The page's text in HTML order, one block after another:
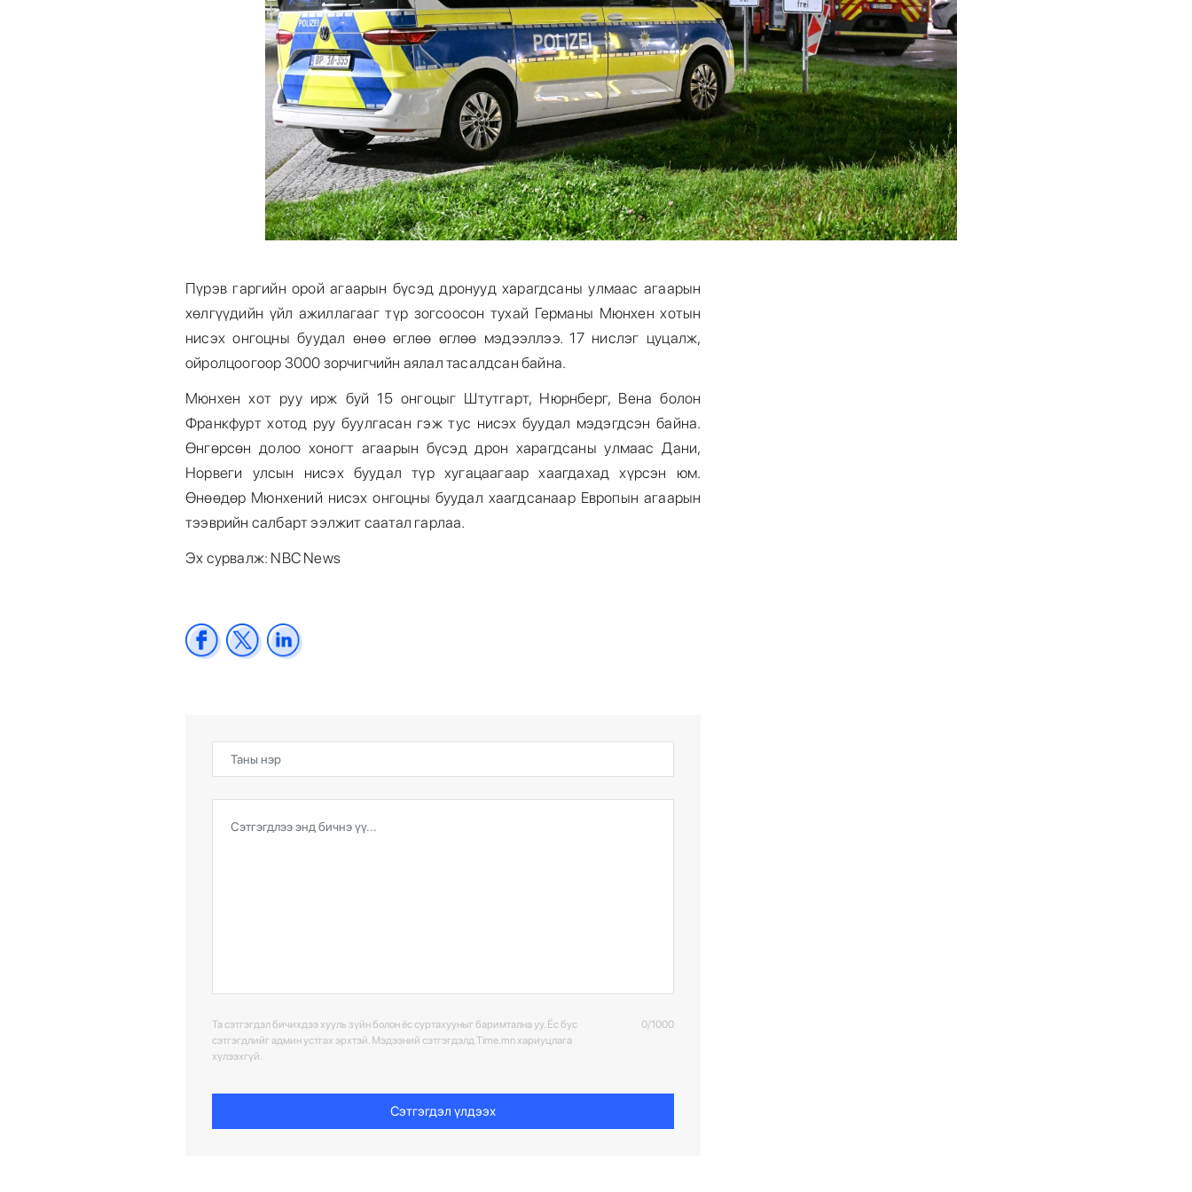
Пүрэв гаргийн орой агаарын бүсэд дронууд харагдсаны улмаас агаарын
хөлгүүдийн үйл ажиллагааг түр зогсоосон тухай Германы Мюнхен хотын
нисэх онгоцны буудал өнөө өглөө өглөө мэдээллээ. 17 нислэг цуцалж,
ойролцоогоор 3000 зорчигчийн аялал тасалдсан байна.
Мюнхен хот руу ирж буй 15 онгоцыг Штутгарт, Нюрнберг, Вена болон
Франкфурт хотод руу буулгасан гэж тус нисэх буудал мэдэгдсэн байна.
Өнгөрсөн долоо хоногт агаарын бүсэд дрон харагдсаны улмаас Дани,
Норвеги улсын нисэх буудал түр хугацаагаар хаагдахад хүрсэн юм.
Өнөөдөр Мюнхений нисэх онгоцны буудал хаагдсанаар Европын агаарын
тээврийн салбарт ээлжит саатал гарлаа.
Эх сурвалж: NBC News
Та сэтгэгдэл бичихдээ хууль зүйн болон ёс суртахууныг баримтална уу. Ёс бус
сэтгэгдлийг админ устгах эрхтэй. Мэдээний сэтгэгдэлд Time.mn хариуцлага
хүлээхгүй.
0/1000
Сэтгэгдэл үлдээх